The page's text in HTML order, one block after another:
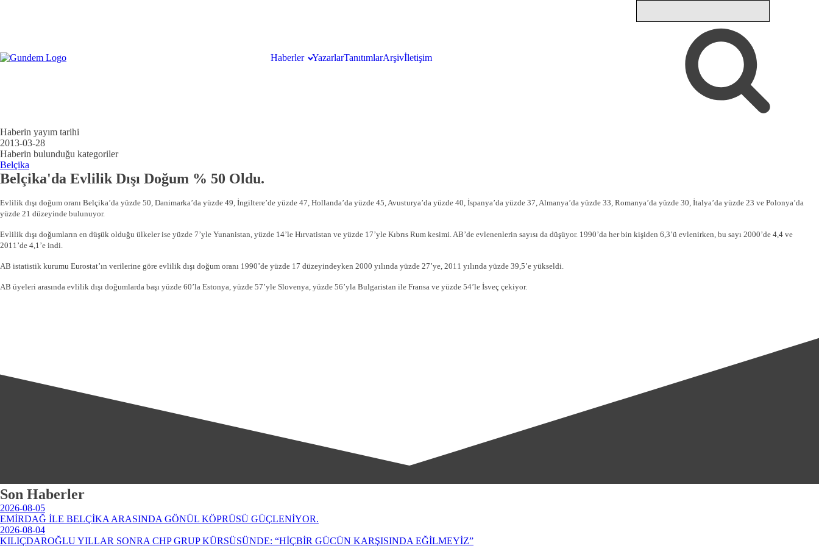
Haberler YazarlarTanıtımlarArşivİletişim
Haberin yayım tarihi
2013-03-28
Haberin bulunduğu kategoriler
Belçika
Belçika'da Evlilik Dışı Doğum % 50 Oldu.
Evlilik dışı doğum oranı Belçika’da yüzde 50, Danimarka’da yüzde 49, İngiltere’de yüzde 47, Hollanda’da yüzde 45, Avusturya’da yüzde 40, İspanya’da yüzde 37, Almanya’da yüzde 33, Romanya’da yüzde 30, İtalya’da yüzde 23 ve Polonya’da
yüzde 21 düzeyinde bulunuyor.
Evlilik dışı doğumların en düşük olduğu ülkeler ise yüzde 7’yle Yunanistan, yüzde 14’le Hırvatistan ve yüzde 17’yle Kıbrıs Rum kesimi. AB’de evlenenlerin sayısı da düşüyor. 1990’da her bin kişiden 6,3’ü evlenirken, bu sayı 2000’de 4,4 ve
2011’de 4,1’e indi.
AB istatistik kurumu Eurostat’ın verilerine göre evlilik dışı doğum oranı 1990’de yüzde 17 düzeyindeyken 2000 yılında yüzde 27’ye, 2011 yılında yüzde 39,5’e yükseldi.
AB üyeleri arasında evlilik dışı doğumlarda başı yüzde 60’la Estonya, yüzde 57’yle Slovenya, yüzde 56’yla Bulgaristan ile Fransa ve yüzde 54’le İsveç çekiyor.
Son Haberler
2026-08-05
EMİRDAĞ İLE BELÇİKA ARASINDA GÖNÜL KÖPRÜSÜ GÜÇLENİYOR.
2026-08-04
KILIÇDAROĞLU YILLAR SONRA CHP GRUP KÜRSÜSÜNDE: “HİÇBİR GÜCÜN KARŞISINDA EĞİLMEYİZ”